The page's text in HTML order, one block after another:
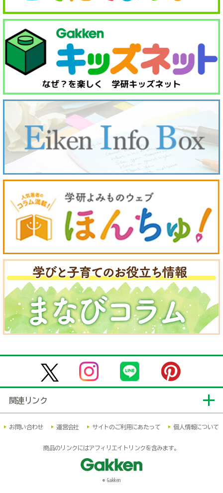
関連リンク
お問い合わせ 運営会社 サイトのご利用にあたって 個人情報について
商品のリンクにはアフィリエイトリンクを含みます。
© Gakken